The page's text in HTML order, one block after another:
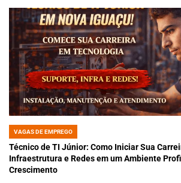
POSTED
IN
VAGAS DE EMPREGO
Técnico de TI Júnior: Como Iniciar Sua
Infraestrutura e Redes em um Ambiente
Crescimento